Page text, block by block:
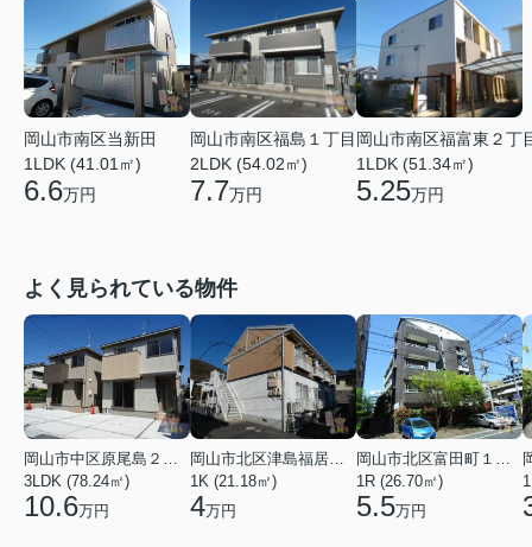
岡山市南区当新田
1LDK (41.01㎡)
6.6万円
岡山市南区福島１丁目
2LDK (54.02㎡)
7.7万円
岡山市南区福富東２丁
1LDK (51.34㎡)
5.25万円
よく見られている物件
岡山市中区原尾島２丁目
3LDK (78.24㎡)
10.6万円
岡山市北区津島福居１丁目
1K (21.18㎡)
4万円
岡山市北区富田町１丁目
1R (26.70㎡)
5.5万円